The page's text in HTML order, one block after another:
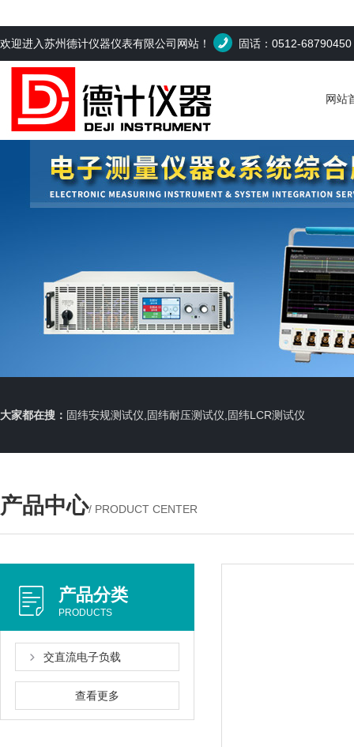
欢迎进入苏州德计仪器仪表有限公司网站！ 固话：0512-68790450
网站
大家都在搜： 固纬安规测试仪,固纬耐压测试仪,固纬LCR测试仪
产品中心/ PRODUCT CENTER
产品分类
PRODUCTS
交直流电子负载
查看更多